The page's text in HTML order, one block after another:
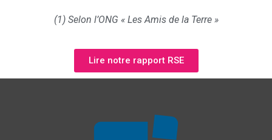
(1) Selon l’ONG « Les Amis de la Terre »
Lire notre rapport RSE